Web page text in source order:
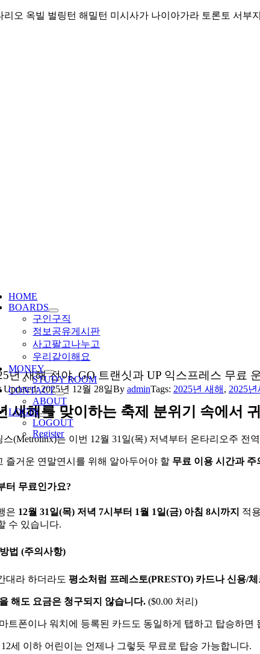
Skip
리오 옥빌 벌링턴 해밀턴 미시사가 나이아가라 토론토 서부
HOME
BOARDS
구인구직
정보공유게시판
사고팔고나누고
우리같이해요
MONEY
STUDY ROOM
CONTACT
ABOUT
LOGIN
LOGOUT
Register
년 새해 전야, GO 트랜싯과 UP 익스프레스 무료
Updated: 2025년 12월 28일By adminTags: 2025년 새해 , 2025년
새해를 맞이하는 축제 분위기 속에서
스(Metrolinx)는 이번 12월 31일(목) 저녁부터 온타리오주 전
즐거운 연말연시를 위해 알아두어야 할 무료 이용 시간과
터 무료인가요?
은 12월 31일(목) 저녁 7시부터 1월 1일(금) 아침 8시까지 적
수 있습니다.
법 (주의사항)
대라 하더라도평소처럼 프레스토(PRESTO) 카드나 신용/
해도 요금은 청구되지 않습니다. ($0.00 처리)
트폰이나 워치에 등록된 카드도 동일하게 탭하고 탑승하면
세 이하 어린이는 언제나 그렇듯 무료로 탑승 가능합니다.